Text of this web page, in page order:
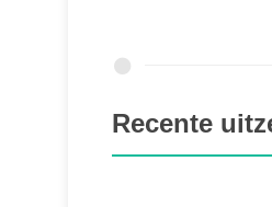
Recente